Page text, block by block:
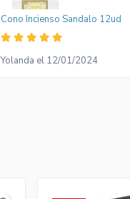
Cono Incienso Sandalo 12ud
Yolanda el 12/01/2024